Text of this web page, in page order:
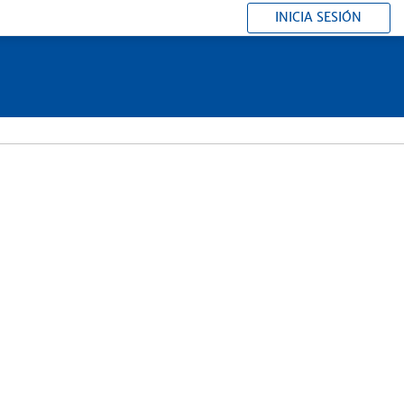
INICIA SESIÓN